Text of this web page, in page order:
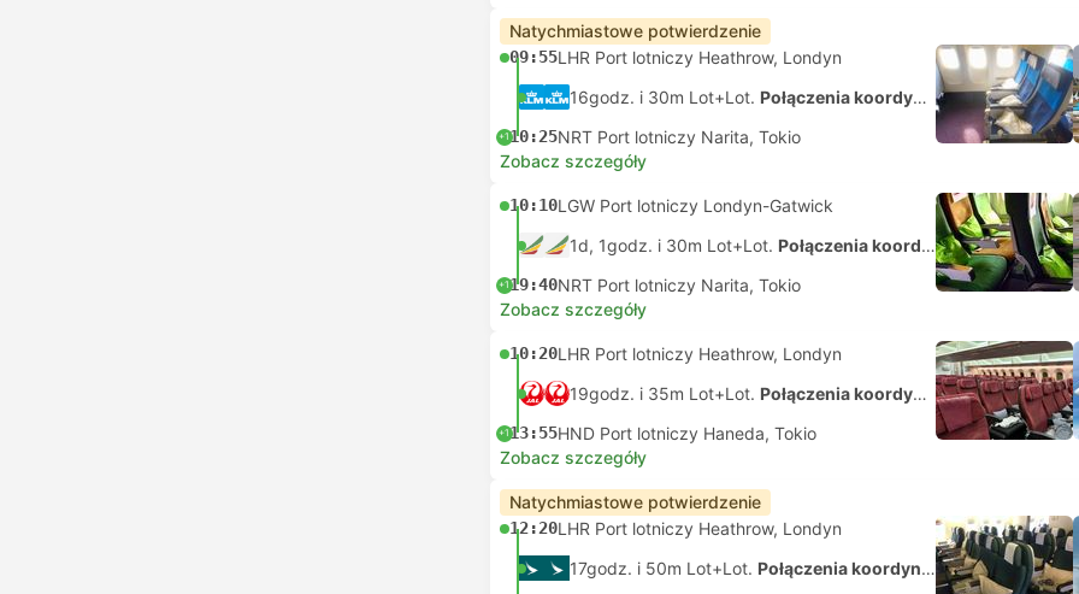
Natychmiastowe potwierdzenie
09:55LHR Port lotniczy Heathrow, Londyn
16godz. i 30m Lot+Lot. Połączenia koordynowane na własną rękę
+110:25NRT Port lotniczy Narita, Tokio
Zobacz szczegóły
10:10LGW Port lotniczy Londyn-Gatwick
1d, 1godz. i 30m Lot+Lot. Połączenia koordynowane na własną rękę
+119:40NRT Port lotniczy Narita, Tokio
Zobacz szczegóły
10:20LHR Port lotniczy Heathrow, Londyn
19godz. i 35m Lot+Lot. Połączenia koordynowane na własną rękę
+113:55HND Port lotniczy Haneda, Tokio
Zobacz szczegóły
Natychmiastowe potwierdzenie
12:20LHR Port lotniczy Heathrow, Londyn
17godz. i 50m Lot+Lot. Połączenia koordynowane na własną rękę